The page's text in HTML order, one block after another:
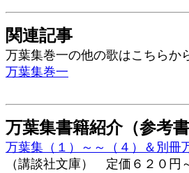
関連記事
万葉集巻一の他の歌はこちらか
万葉集巻一
万葉集書籍紹介（参考書
万葉集（１）～～（４）＆別冊
（講談社文庫） 定価６２０円